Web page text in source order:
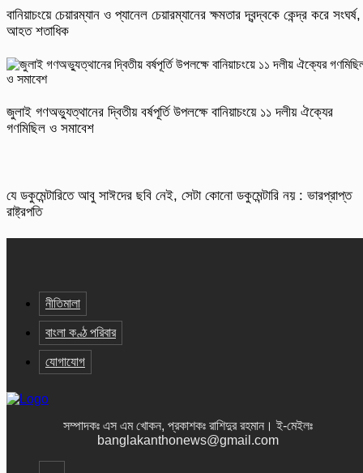
বানিয়াচংয়ে চেয়ারম্যান ও প্যানেল চেয়ারম্যানের ক্ষমতার দ্বন্দ্বকে কেন্দ্র করে সংঘর্ষ,
আহত শতাধিক
জুলাই গণঅভ্যুত্থানের দ্বিতীয় বর্ষপূর্তি উপলক্ষে বানিয়াচংয়ে ১১ দলীয় ঐক্যের
গণমিছিল ও সমাবেশ
যে ডকুমেন্টারিতে আবু সাঈদের ছবি নেই, সেটা কোনো ডকুমেন্টারি নয় : ভারপ্রাপ্ত
রাষ্ট্রপতি
নীতিমালা
বাংলা কণ্ঠ পরিবার
যোগাযোগ
সম্পাদকঃ এস এম খোকন, প্রকাশকঃ রাশিদুর রহমান । ই-মেইলঃ
banglakanthonews@gmail.com